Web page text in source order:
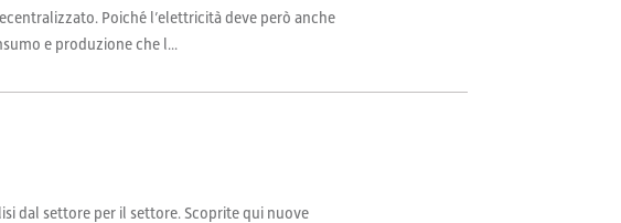
Poiché l’elettricità deve però anche
e produzione che l...
dal settore per il settore. Scoprite qui nuove